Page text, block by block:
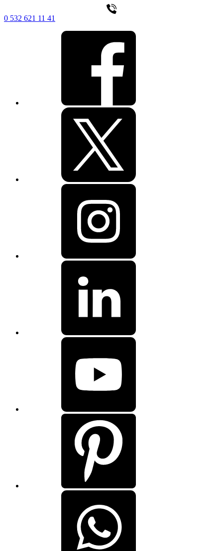
0 532 621 11 41